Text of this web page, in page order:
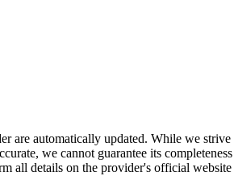
are automatically updated. While we strive
we cannot guarantee its completeness
all details on the provider's official website